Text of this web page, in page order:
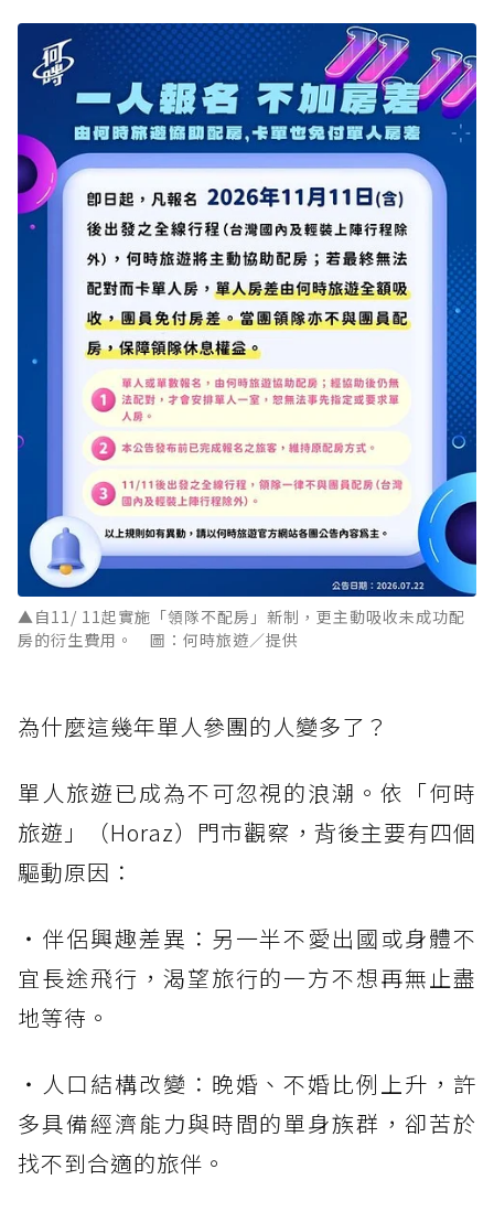
▲自11/ 11起實施「領隊不配房」新制，更主動吸收未成功配
房的衍生費用。 圖：何時旅遊／提供
為什麼這幾年單人參團的人變多了？
單人旅遊已成為不可忽視的浪潮。依「何時
旅遊」（Horaz）門市觀察，背後主要有四個
驅動原因：
・伴侶興趣差異：另一半不愛出國或身體不
宜長途飛行，渴望旅行的一方不想再無止盡
地等待。
・人口結構改變：晚婚、不婚比例上升，許
多具備經濟能力與時間的單身族群，卻苦於
找不到合適的旅伴。